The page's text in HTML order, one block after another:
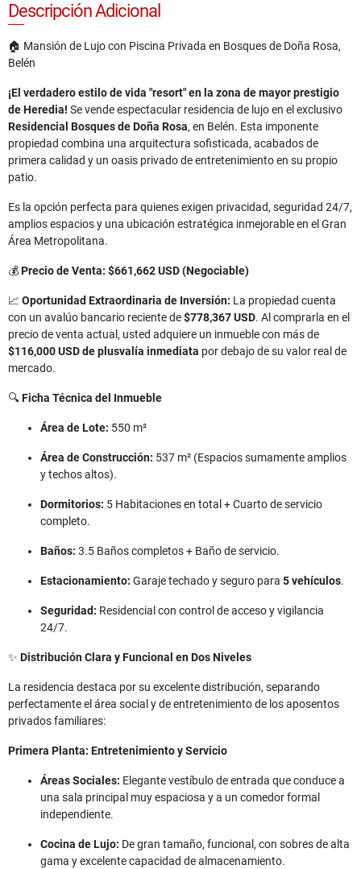
Descripción Adicional
🏠 Mansión de Lujo con Piscina Privada en Bosques de Doña Rosa,
Belén
¡El verdadero estilo de vida "resort" en la zona de mayor prestigio
de Heredia! Se vende espectacular residencia de lujo en el exclusivo
Residencial Bosques de Doña Rosa, en Belén. Esta imponente
propiedad combina una arquitectura sofisticada, acabados de
primera calidad y un oasis privado de entretenimiento en su propio
patio.
Es la opción perfecta para quienes exigen privacidad, seguridad 24/7,
amplios espacios y una ubicación estratégica inmejorable en el Gran
Área Metropolitana.
💰Precio de Venta: $661,662 USD (Negociable)
📈 Oportunidad Extraordinaria de Inversión: La propiedad cuenta
con un avalúo bancario reciente de$778,367 USD. Al comprarla en el
precio de venta actual, usted adquiere un inmueble con más de
$116,000 USD de plusvalía inmediata por debajo de su valor real de
mercado.
🔍Ficha Técnica del Inmueble
Área de Lote: 550 m²
Área de Construcción: 537 m² (Espacios sumamente amplios
y techos altos).
Dormitorios: 5 Habitaciones en total + Cuarto de servicio
completo.
Baños: 3.5 Baños completos + Baño de servicio.
Estacionamiento: Garaje techado y seguro para 5 vehículos.
Seguridad: Residencial con control de acceso y vigilancia
24/7.
✨ Distribución Clara y Funcional en Dos Niveles
La residencia destaca por su excelente distribución, separando
perfectamente el área social y de entretenimiento de los aposentos
privados familiares:
Primera Planta: Entretenimiento y Servicio
Áreas Sociales: Elegante vestíbulo de entrada que conduce a
una sala principal muy espaciosa y a un comedor formal
independiente.
Cocina de Lujo: De gran tamaño, funcional, con sobres de alta
gama y excelente capacidad de almacenamiento.